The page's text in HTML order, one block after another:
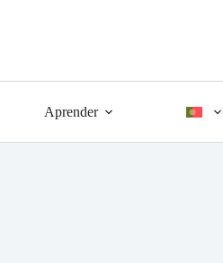
Aprender